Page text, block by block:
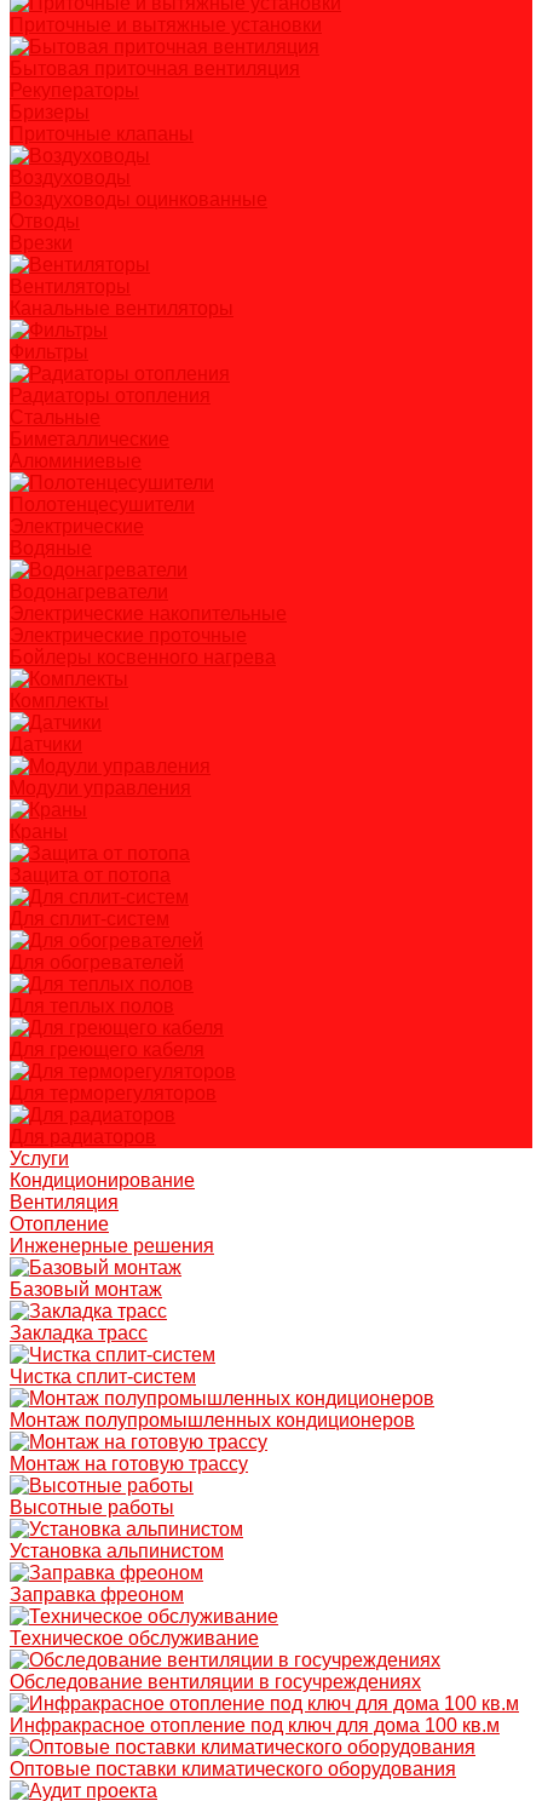
Приточные и вытяжные установки
Бытовая приточная вентиляция
Рекуператоры
Бризеры
Приточные клапаны
Воздуховоды
Воздуховоды оцинкованные
Отводы
Врезки
Вентиляторы
Канальные вентиляторы
Фильтры
Радиаторы отопления
Стальные
Биметаллические
Алюминиевые
Полотенцесушители
Электрические
Водяные
Водонагреватели
Электрические накопительные
Электрические проточные
Бойлеры косвенного нагрева
Комплекты
Датчики
Модули управления
Краны
Защита от потопа
Для сплит-систем
Для обогревателей
Для теплых полов
Для греющего кабеля
Для терморегуляторов
Для радиаторов
Услуги
Кондиционирование
Вентиляция
Отопление
Инженерные решения
Базовый монтаж
Закладка трасс
Чистка сплит-систем
Монтаж полупромышленных кондиционеров
Монтаж на готовую трассу
Высотные работы
Установка альпинистом
Заправка фреоном
Техническое обслуживание
Обследование вентиляции в госучреждениях
Инфракрасное отопление под ключ для дома 100 кв.м
Оптовые поставки климатического оборудования